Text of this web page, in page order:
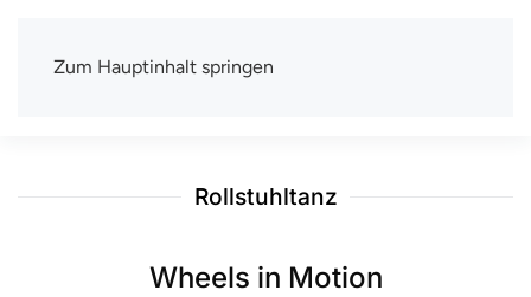
Zum Hauptinhalt springen
TSV Berlin-Wittenau e.V.
Rollstuhltanz
Wheels in Motion